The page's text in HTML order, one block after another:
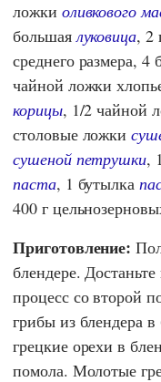
ложки оливкового
большая луковица, 2
среднего размера,
чайной ложки
корицы, 1/2 чайной
столовые ложки
сушеной петрушки, 1
паста, 1 бутылка
400 г
Приготовление:
блендере.
процесс со второй
грибы из блендера
грецкие орехи в
помола. Молотые